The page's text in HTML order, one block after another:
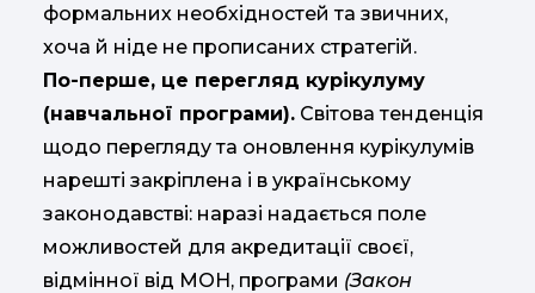
формальних необхідностей та звичних,
хоча й ніде не прописаних стратегій.
По-перше, це перегляд курікулуму
(навчальної програми). Світова тенденція
щодо перегляду та оновлення курікулумів
нарешті закріплена і в українському
законодавстві: наразі надається поле
можливостей для акредитації своєї,
відмінної від МОН, програми (Закон